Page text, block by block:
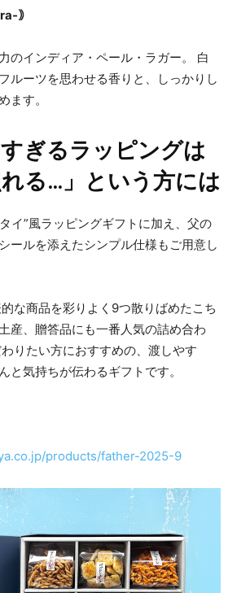
｠
のインディア・ペール・ラガー。 白
ルーツを思わせる香りと、しっかりし
ます。
ぎるラッピングは
る…」という方には
イ”風ラッピングギフトに加え、父の
ールを添えたシンプル仕様もご用意し
な商品を彩りよく9つ散りばめたこち
産、贈答品にも一番人気の詰め合わ
りたい方におすすめの、渡しやす
と気持ちが伝わるギフトです。
products/father-2025-9